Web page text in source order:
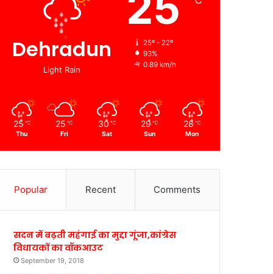
Dehradun
Light Rain
25º - 22º
93%
0.89 km/h
25 ℃
Thu
25 ℃
Fri
30 ℃
Sat
29 ℃
Sun
28 ℃
Mon
Popular Recent Comments
सदन में बढ़ती महंगाई का मुद्दा गूंजा,कांग्रेस
विधायकों का वॉकआउट
September 19, 2018